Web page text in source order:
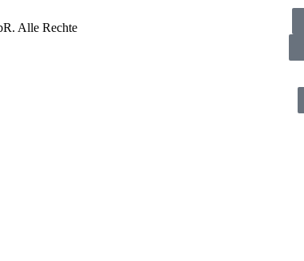
Alle Rechte